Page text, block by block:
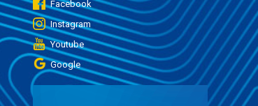
Facebook
Instagram
Youtube
Google